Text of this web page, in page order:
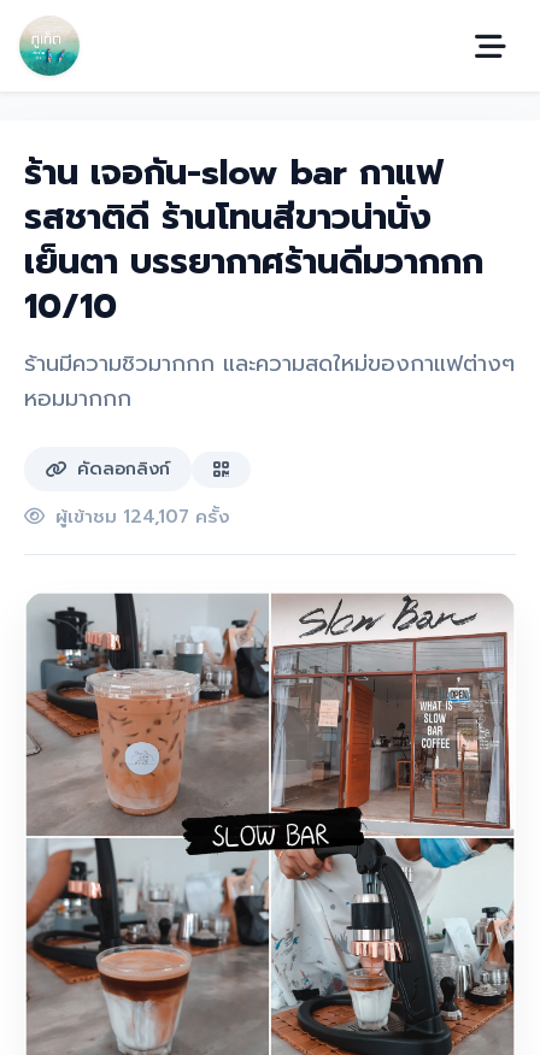
ร้าน เจอกัน-slow bar กาแฟ
รสชาติดี ร้านโทนสีขาวน่านั่ง
เย็นตา บรรยากาศร้านดีมวากกก
10/10
ร้านมีความชิวมากกก และความสดใหม่ของกาแฟต่างๆ
หอมมากกก
คัดลอกลิงก์
ผู้เข้าชม 124,107 ครั้ง